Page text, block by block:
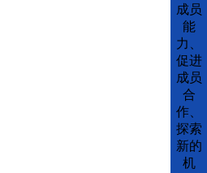
成员
能
力、
促进
成员
合
作、
探索
新的
机